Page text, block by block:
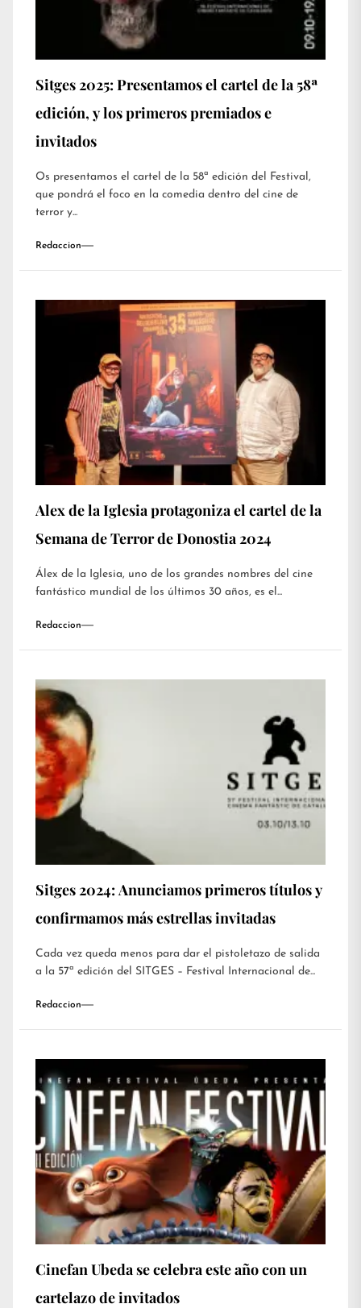
Sitges 2025: Presentamos el cartel de la 58ª
edición, y los primeros premiados e
invitados
Os presentamos el cartel de la 58ª edición del Festival,
que pondrá el foco en la comedia dentro del cine de
terror y...
Redaccion
Alex de la Iglesia protagoniza el cartel de la
Semana de Terror de Donostia 2024
Álex de la Iglesia, uno de los grandes nombres del cine
fantástico mundial de los últimos 30 años, es el...
Redaccion
Sitges 2024: Anunciamos primeros títulos y
confirmamos más estrellas invitadas
Cada vez queda menos para dar el pistoletazo de salida
a la 57ª edición del SITGES – Festival Internacional de...
Redaccion
Cinefan Ubeda se celebra este año con un
cartelazo de invitados